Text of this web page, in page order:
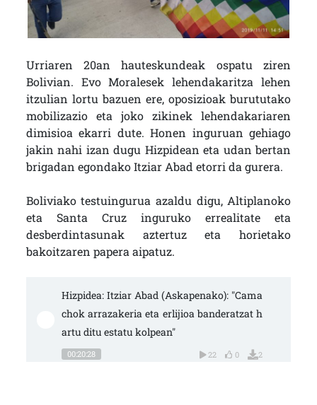
Urriaren 20an hauteskundeak ospatu ziren
Bolivian. Evo Moralesek lehendakaritza lehen
itzulian lortu bazuen ere, oposizioak burututako
mobilizazio eta joko zikinek lehendakariaren
dimisioa ekarri dute. Honen inguruan gehiago
jakin nahi izan dugu Hizpidean eta udan bertan
brigadan egondako Itziar Abad etorri da gurera.
Boliviako testuingurua azaldu digu, Altiplanoko
eta Santa Cruz inguruko errealitate eta
desberdintasunak aztertuz eta horietako
bakoitzaren papera aipatuz.
Hizpidea: Itziar Abad (Askapenako): "Cama
chok arrazakeria eta erlijioa banderatzat h
artu ditu estatu kolpean"
00:20:28 22 0 2